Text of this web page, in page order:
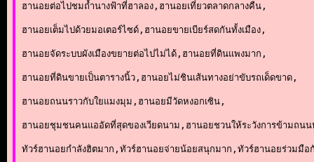
ฮานอยต่อไปชมถ้ำนางฟ้าที่ฮาลอง,ฮานอยเที่ยวตลาดกลางคืน,
ฮานอยเต็มไปด้วยมอเตอร์ไซด์,ฮานอยขายเบียร์สดกันทั้งเมือง,
ฮานอยจัดระบบผังเมืองขยายต่อไปไม่ได้,ฮานอยที่ดินแพงมาก,
ฮานอยที่ดินขายเป็นตารางนิ้ว,ฮานอยไม่ชินเส้นทางอย่าขับรถเด็ดขาด,
ฮานอยถนนราวกับใยแมงมุม,ฮานอยมีวัดหงอกเซิน,
ฮานอยชุมชนคนแออัดที่สุดของเวียดนาม,ฮานอยชวนให้ระวังการข้ามถน
ทัวร์ฮานอยกำลังฮิตมาก,ทัวร์ฮานอยจ่ายน้อยสนุกมาก,ทัวร์ฮานอยร่วมมือ